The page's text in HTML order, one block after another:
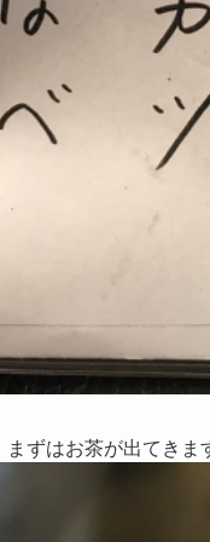
ずはお茶が出てきま